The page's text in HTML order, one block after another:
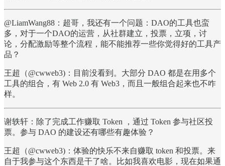
@LiamWang88：超哥，我还有一个问题：DAO的工具也蛮
多，对于一个DAO的运营，从社群建立，投票，立项，讨
论，分配激励等整个流程，能不能推荐一些你觉得好的工具产
品？
王超（@cwweb3)：目前没看到。大部分 DAO 都是在用多个
工具的组合，有 Web 2.0 有 Web3，而且一般组合起来也不咋
样。
谢轶轩：除了完成工作赚取 Token ，通过 Token 参与社区投
票。参与 DAO 的建设还有哪些有趣体验？
王超（@cwweb3)：体验的快乐不来自赚取 token 和投票。来
自于我参与这个东西是干了啥。比如我喜欢电影，现在如果通